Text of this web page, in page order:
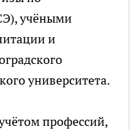
учёными
и
университета.
профессий,